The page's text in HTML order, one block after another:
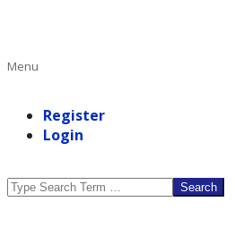
Primary
Menu
Register
Login
Search